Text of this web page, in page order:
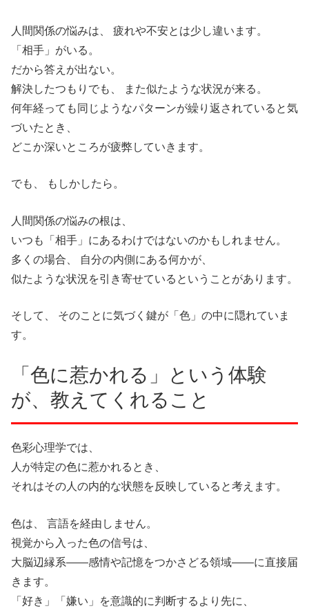
人間関係の悩みは、 疲れや不安とは少し違います。
「相手」がいる。
だから答えが出ない。
解決したつもりでも、 また似たような状況が来る。
何年経っても同じようなパターンが繰り返されていると気
づいたとき、
どこか深いところが疲弊していきます。
でも、 もしかしたら。
人間関係の悩みの根は、
いつも「相手」にあるわけではないのかもしれません。
多くの場合、 自分の内側にある何かが、
似たような状況を引き寄せているということがあります。
そして、 そのことに気づく鍵が「色」の中に隠れていま
す。
「色に惹かれる」という体験
が、教えてくれること
色彩心理学では、
人が特定の色に惹かれるとき、
それはその人の内的な状態を反映していると考えます。
色は、 言語を経由しません。
視覚から入った色の信号は、
大脳辺縁系——感情や記憶をつかさどる領域——に直接届
きます。
「好き」「嫌い」を意識的に判断するより先に、